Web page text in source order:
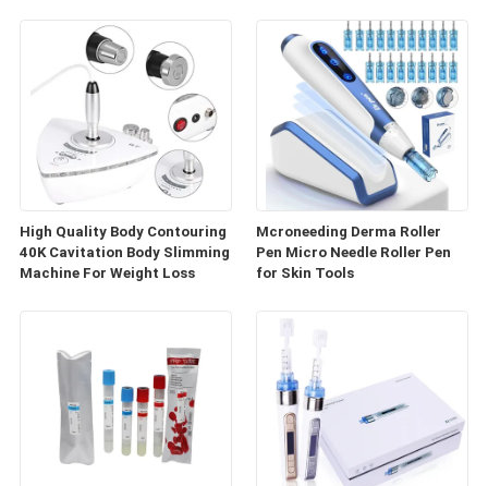
Enlargement Machine
High Quality Body Contouring
40K Cavitation Body Slimming
Machine For Weight Loss
Mcroneeding Derma Roller
Pen Micro Needle Roller Pen
for Skin Tools